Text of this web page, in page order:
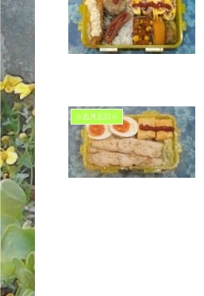
☆忘月忘日☆